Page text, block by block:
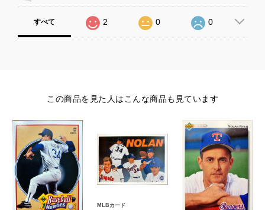
すべて 2 0 0
この商品を見た人はこんな商品も見ています
MLBカード